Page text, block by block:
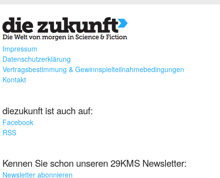
Impressum
Datenschutzerklärung
Vertragsbestimmung & Gewinnspielteilnahmebedingungen
Kontakt
diezukunft ist auch auf:
Facebook
RSS
Kennen Sie schon unseren 29KMS Newsletter:
Newsletter abonnieren